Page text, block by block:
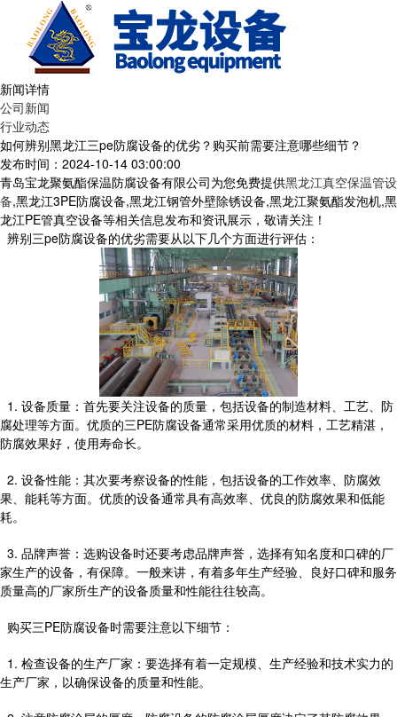
新闻详情
公司新闻
行业动态
如何辨别黑龙江三pe防腐设备的优劣？购买前需要注意哪些细节？
发布时间：2024-10-14 03:00:00
青岛宝龙聚氨酯保温防腐设备有限公司为您免费提供黑龙江真空保温管设
备,黑龙江3PE防腐设备,黑龙江钢管外壁除锈设备,黑龙江聚氨酯发泡机,黑
龙江PE管真空设备等相关信息发布和资讯展示，敬请关注！
辨别三pe防腐设备的优劣需要从以下几个方面进行评估：
1. 设备质量：首先要关注设备的质量，包括设备的制造材料、工艺、防
腐处理等方面。优质的三PE防腐设备通常采用优质的材料，工艺精湛，
防腐效果好，使用寿命长。
2. 设备性能：其次要考察设备的性能，包括设备的工作效率、防腐效
果、能耗等方面。优质的设备通常具有高效率、优良的防腐效果和低能
耗。
3. 品牌声誉：选购设备时还要考虑品牌声誉，选择有知名度和口碑的厂
家生产的设备，有保障。一般来讲，有着多年生产经验、良好口碑和服务
质量高的厂家所生产的设备质量和性能往往较高。
购买三PE防腐设备时需要注意以下细节：
1. 检查设备的生产厂家：要选择有着一定规模、生产经验和技术实力的
生产厂家，以确保设备的质量和性能。